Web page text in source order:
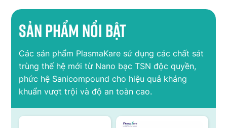
Sản phẩm nổi bật
Các sản phẩm PlasmaKare sử dụng các chất sát
trùng thế hệ mới từ Nano bạc TSN độc quyền,
phức hệ Sanicompound cho hiệu quả kháng
khuẩn vượt trội và độ an toàn cao.